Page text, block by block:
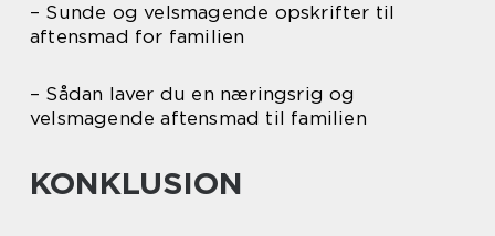
– Sunde og velsmagende opskrifter til
aftensmad for familien
– Sådan laver du en næringsrig og
velsmagende aftensmad til familien
KONKLUSION